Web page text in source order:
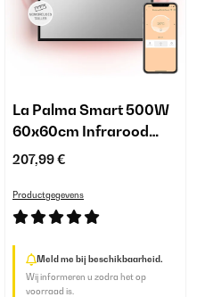
La Palma Smart 500W
60x60cm Infrarood
Spiegel
207,99 €
Productgegevens
Meld me bij beschikbaarheid.
Wij informeren u zodra het op
voorraad is.